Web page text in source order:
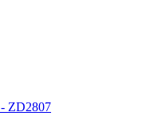
ZD2807